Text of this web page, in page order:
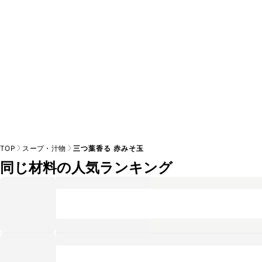
TOP スープ・汁物 三つ葉香る 赤みそ玉
同じ材料の人気ランキング